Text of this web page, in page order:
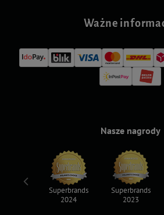
Ważne
Nasze nagrody
Superbrands
2024
Superbrands
2023